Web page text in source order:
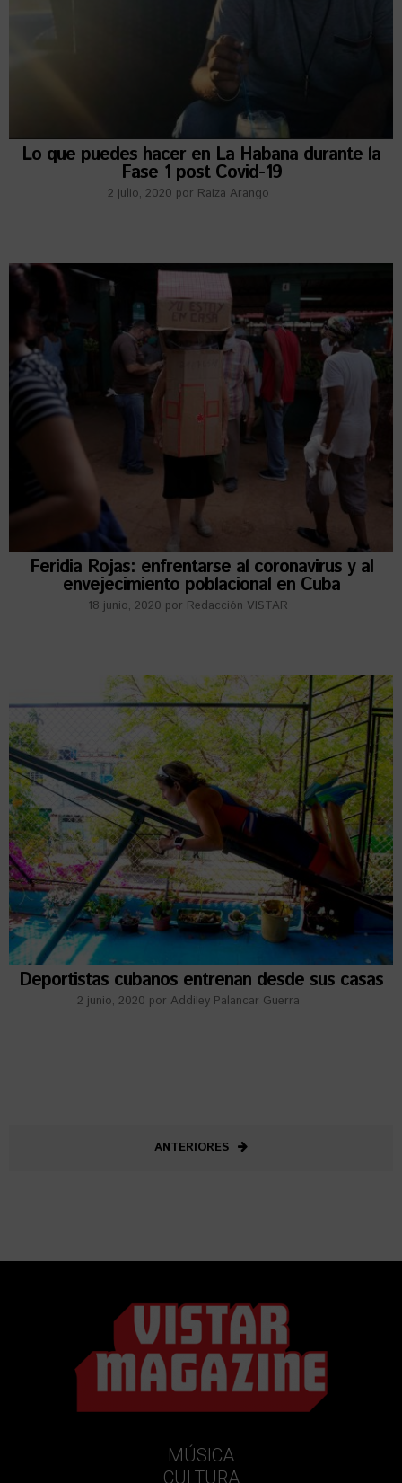
Lo que puedes hacer en La Habana durante la
Fase 1 post Covid-19
2 julio, 2020 por Raiza Arango
Feridia Rojas: enfrentarse al coronavirus y al
envejecimiento poblacional en Cuba
18 junio, 2020 por Redacción VISTAR
Deportistas cubanos entrenan desde sus casas
2 junio, 2020 por Addiley Palancar Guerra
ANTERIORES
MÚSICA
CULTURA